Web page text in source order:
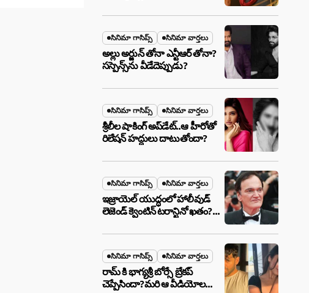
జరుగుతోంది!
సినిమా గాసిప్స్ సినిమా వార్తలు
అల్లు అర్జున్ తోనా ఎన్టీఆర్ తోనా?
సస్పెన్స్‌ను వీడేదెప్పుడు?
సినిమా గాసిప్స్ సినిమా వార్తలు
శ్రీలీల షాకింగ్ అప్‌డేట్..ఆ హీరోతో
రిలేషన్ హద్దులు దాటుతోందా?
సినిమా గాసిప్స్ సినిమా వార్తలు
ఇజ్రాయెల్ యుద్ధంలో హాలీవుడ్
లెజెండ్ క్వెంటిన్ టరాన్టినో ఖతం?
బూడిదయ్యారా? అసలు నిజం
ఇదీ!
సినిమా గాసిప్స్ సినిమా వార్తలు
రామ్ కి భాగ్యశ్రీ బోర్సే బ్రేకప్
చెప్పేసిందా?మరి ఆ వీడియోల